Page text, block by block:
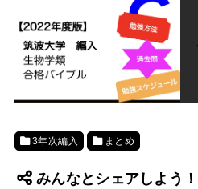
3年次編入 まとめ
みんなとシェアしよう！